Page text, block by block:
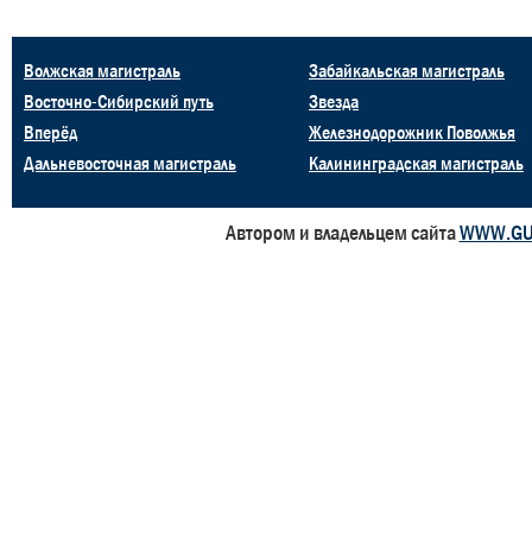
Волжская магистраль
Восточно-Сибирский путь
Вперёд
Дальневосточная магистраль
Забайкальская магистраль
Звезда
Железнодорожник Поволжья
Калининградская магистраль
Автором и владельцем сайта